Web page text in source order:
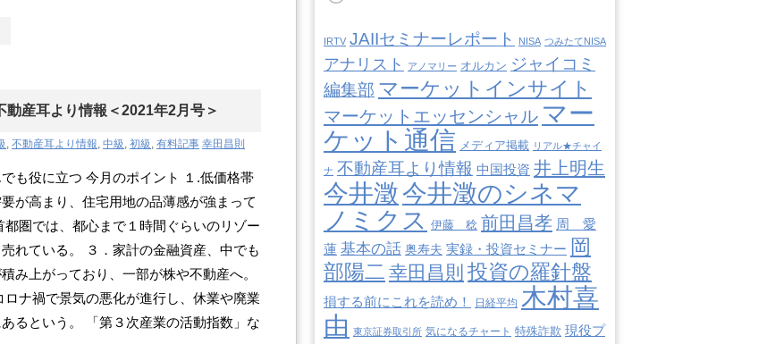
動産耳より情報＜2021年2月号＞
, 不動産耳より情報, 中級 , 初級 , 有料記事 幸田昌則
も役に立つ 今月のポイント １.低価格帯
が高まり、住宅用地の品薄感が強まって
都圏では、都心まで１時間ぐらいのリゾー
売れている。 ３．家計の金融資産、中でも
み上がっており、一部が株や不動産へ。
ロナ禍で景気の悪化が進行し、休業や廃業
るという。 「第３次産業の活動指数」な
IRTV JAIIセミナーレポート NISA つみたてNISA
アナリスト アノマリー オルカン ジャイコミ
編集部 マーケットインサイト
マーケットエッセンシャル マー
ケット通信 メディア掲載 リアル★チャイ
ナ 不動産耳より情報 中国投資 井上明生
今井澂今井澂のシネマ
ノミクス 伊藤 稔 前田昌孝 周 愛
蓮 基本の話 奥寿夫 実録・投資セミナー 岡
部陽二 幸田昌則 投資の羅針盤
損する前にこれを読め！ 日経平均 木村喜
由 東京証券取引所 気になるチャート 特殊詐欺 現役プ